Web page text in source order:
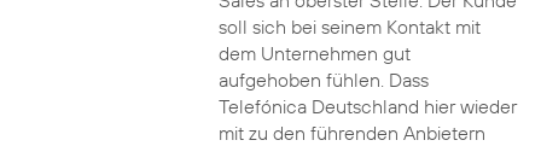
soll sich bei seinem Kontakt mit
dem Unternehmen gut
aufgehoben fühlen. Dass
Telefónica Deutschland hier wieder
mit zu den führenden Anbietern